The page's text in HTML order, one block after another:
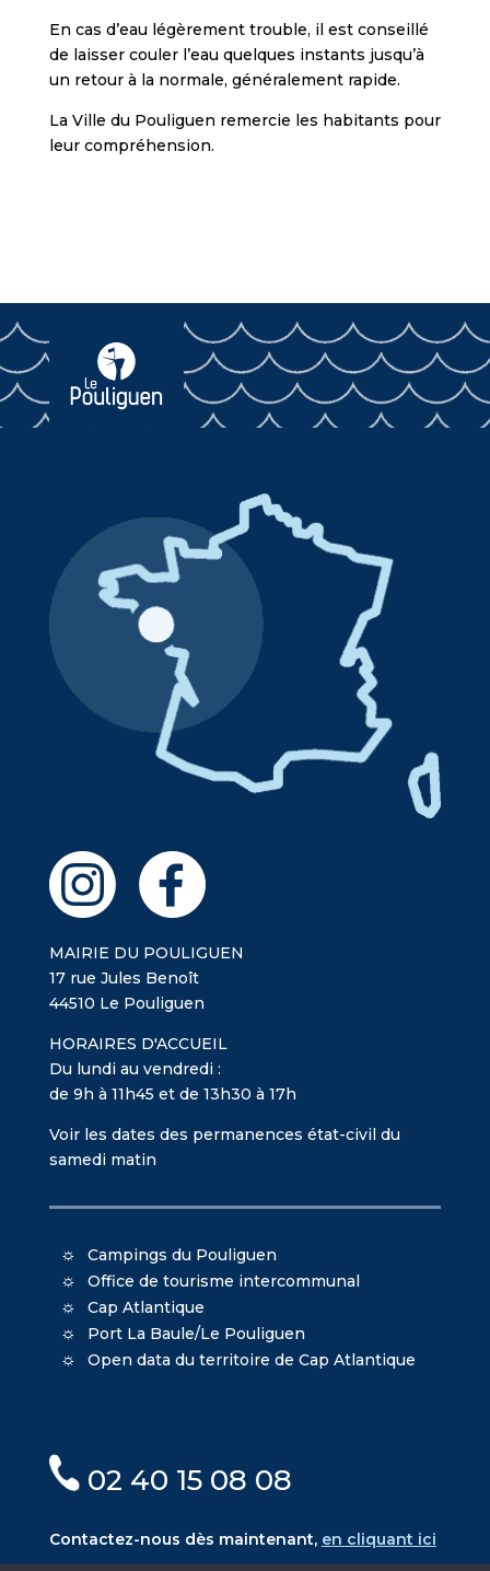
En cas d’eau légèrement trouble, il est conseillé
de laisser couler l’eau quelques instants jusqu’à
un retour à la normale, généralement rapide.
La Ville du Pouliguen remercie les habitants pour
leur compréhension.
MAIRIE DU POULIGUEN
17 rue Jules Benoît
44510 Le Pouliguen
HORAIRES D'ACCUEIL
Du lundi au vendredi :
de 9h à 11h45 et de 13h30 à 17h
Voir les dates des permanences état-civil du
samedi matin
Campings du Pouliguen
Office de tourisme intercommunal
Cap Atlantique
Port La Baule/Le Pouliguen
Open data du territoire de Cap Atlantique
02 40 15 08 08
Contactez-nous dès maintenant, en cliquant ici